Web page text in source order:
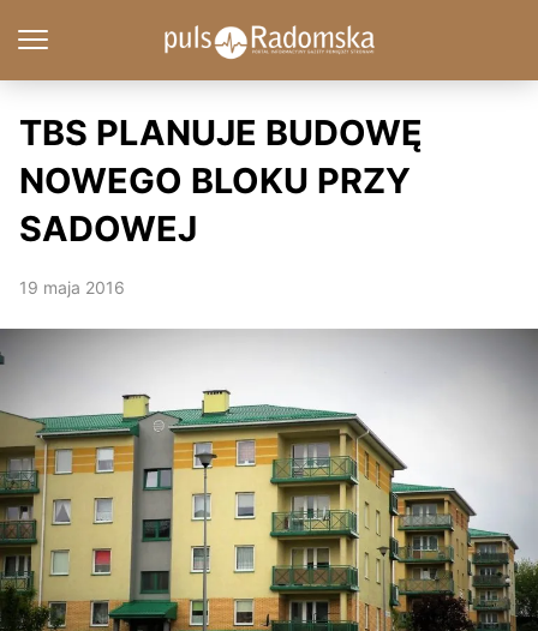
TBS PLANUJE BUDOWĘ
NOWEGO BLOKU PRZY
SADOWEJ
19 maja 2016